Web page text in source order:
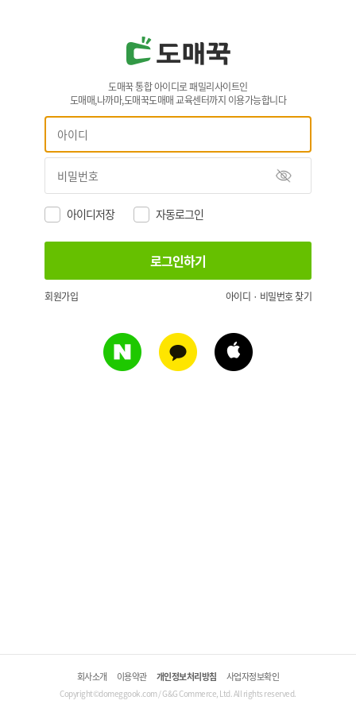
도매꾹 통합 아이디로 패밀리사이트인
도매매,나까마,도매꾹도매매 교육센터까지 이용가능합니다
아이디저장 자동로그인
회원가입 아이디 · 비밀번호 찾기
회사소개 이용약관 개인정보처리방침 사업자정보확인
Copyright©domeggook.com / G&G Commerce, Ltd. All rights reserved.